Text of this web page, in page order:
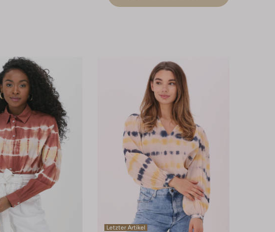
Letzter Artikel